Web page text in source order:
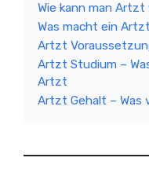
Wie kann man Artzt
Was macht ein
Artzt
Artzt Studium –
Artzt
Artzt Gehalt – Was